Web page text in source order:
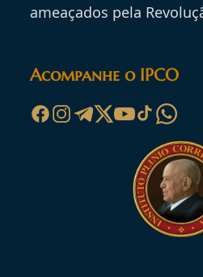
ameaçados pela
Acompanhe o IPCO